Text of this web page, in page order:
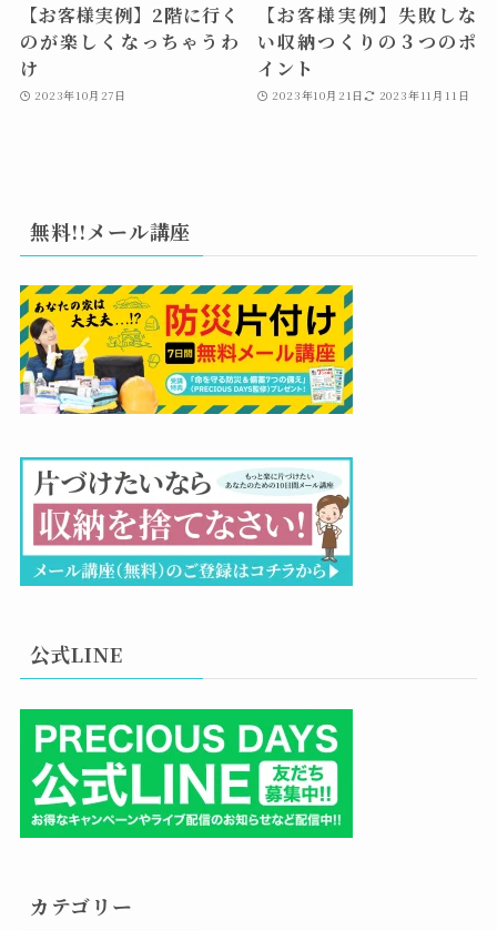
【お客様実例】2階に行く
のが楽しくなっちゃうわ
け
2023年10月27日
【お客様実例】失敗しな
い収納つくりの３つのポ
イント
2023年10月21日 2023年11月11日
無料!!メール講座
公式LINE
カテゴリー